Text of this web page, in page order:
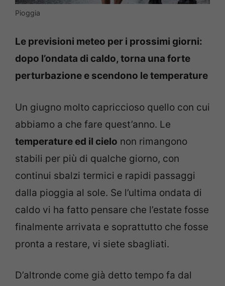
Pioggia
Le previsioni meteo per i prossimi giorni:
dopo l’ondata di caldo, torna una forte
perturbazione e scendono le temperature
Un giugno molto capriccioso quello con cui
abbiamo a che fare quest’anno. Le
temperature ed il cielo non rimangono
stabili per più di qualche giorno, con
continui sbalzi termici e rapidi passaggi
dalla pioggia al sole. Se l’ultima ondata di
caldo vi ha fatto pensare che l’estate fosse
finalmente arrivata e soprattutto che fosse
pronta a restare, vi siete sbagliati.
D’altronde come già detto tempo fa dal